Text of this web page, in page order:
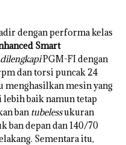
dengan performa kelas
Smart
PGM-FI dengan
dan torsi puncak 24
menghasilkan mesin yang
baik namun tetap
ban tubelessukuran
ban depan dan 140/70
Sementara itu,